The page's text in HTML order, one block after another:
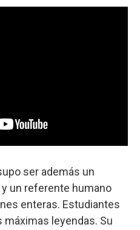
ser además un
un referente humano
enteras. Estudiantes
máximas leyendas. Su